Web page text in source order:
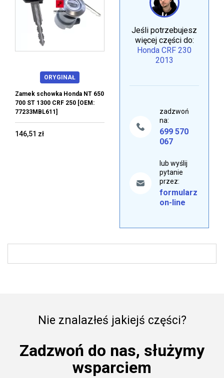
ORYGINAŁ
Zamek schowka Honda NT 650
700 ST 1300 CRF 250 [OEM:
77233MBL611]
146,51 zł
Jeśli potrzebujesz
więcej części do:
Honda CRF 230
2013
zadzwoń
na:
699 570
067
lub wyślij
pytanie
przez:
formularz
on-line
Nie znalazłeś jakiejś części?
Zadzwoń do nas, służymy
wsparciem